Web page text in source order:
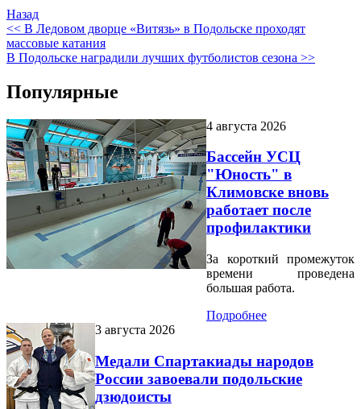
Назад
<< В Ледовом дворце «Витязь» в Подольске проходят
массовые катания
В Подольске наградили лучших футболистов сезона >>
Популярные
4 августа 2026
Бассейн УСЦ
"Юность" в
Климовске вновь
работает после
профилактики
За короткий промежуток
времени проведена
большая работа.
Подробнее
3 августа 2026
Медали Спартакиады народов
России завоевали подольские
дзюдоисты